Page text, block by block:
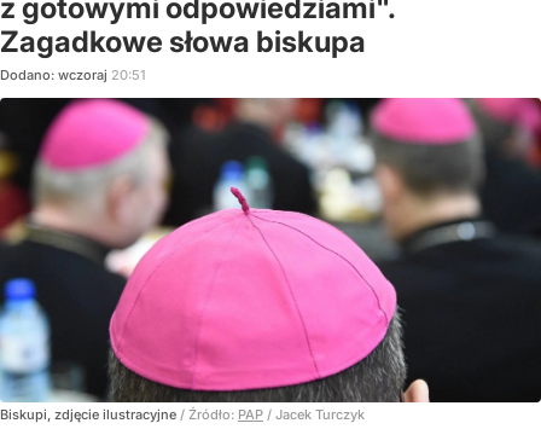
z gotowymi odpowiedziami".
Zagadkowe słowa biskupa
Dodano: wczoraj 20:51
Biskupi, zdjęcie ilustracyjne / Źródło: PAP / Jacek Turczyk